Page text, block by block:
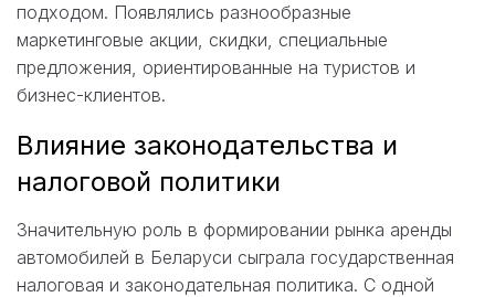
подходом. Появлялись разнообразные
маркетинговые акции, скидки, специальные
предложения, ориентированные на туристов и
бизнес-клиентов.
Влияние законодательства и
налоговой политики
Значительную роль в формировании рынка аренды
автомобилей в Беларуси сыграла государственная
налоговая и законодательная политика. С одной